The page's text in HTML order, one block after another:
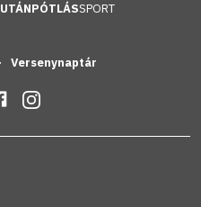
UTÁNPÓTLÁSSPORT
Versenynaptár